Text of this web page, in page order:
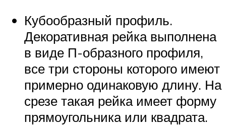
Кубообразный профиль.
Декоративная рейка выполнена
в виде П-образного профиля,
все три стороны которого имеют
примерно одинаковую длину. На
срезе такая рейка имеет форму
прямоугольника или квадрата.